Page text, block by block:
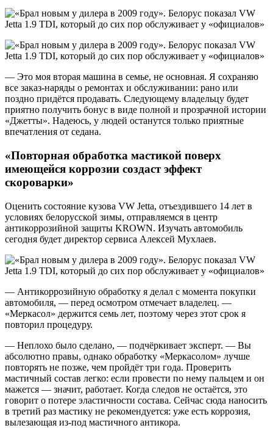
— Это моя вторая машина в семье, не основная. Я сохраняю
все заказ-наряды о ремонтах и обслуживании: рано или
поздно придётся продавать. Следующему владельцу будет
приятно получить бонус в виде полной и прозрачной истории
«Джетты». Надеюсь, у людей останутся только приятные
впечатления от седана.
«Повторная обработка мастикой поверх
имеющейся коррозии создаст эффект
скороварки»
Оценить состояние кузова VW Jetta, отъездившего 14 лет в
условиях белорусской зимы, отправляемся в центр
антикоррозийной защиты KROWN. Изучать автомобиль
сегодня будет директор сервиса Алексей Мухлаев.
— Антикоррозийную обработку я делал с момента покупки
автомобиля, — перед осмотром отмечает владелец. —
«Меркасол» держится семь лет, поэтому через этот срок я
повторил процедуру.
— Неплохо было сделано, — подчёркивает эксперт. — Вы
абсолютно правы, однако обработку «Меркасолом» лучше
повторять не позже, чем пройдёт три года. Проверить
мастичный состав легко: если провести по нему пальцем и он
мажется — значит, работает. Когда следов не остаётся, это
говорит о потере эластичности состава. Сейчас сюда наносить
в третий раз мастику не рекомендуется: уже есть коррозия,
вылезающая из-под мастичного антикора.